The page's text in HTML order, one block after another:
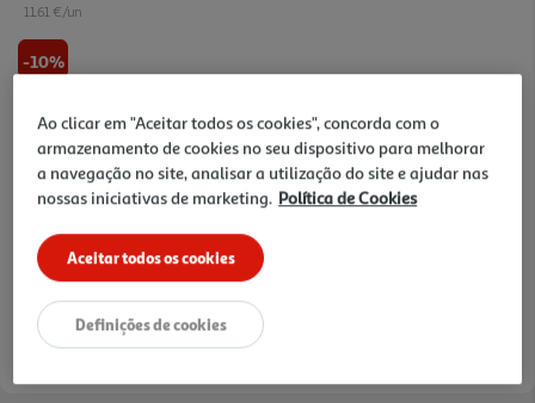
11.61 €/un
-10%
12,90 €PVP de editor
11,61 €
Notas de preparação
Ao clicar em "Aceitar todos os cookies", concorda com o
armazenamento de cookies no seu dispositivo para melhorar
a navegação no site, analisar a utilização do site e ajudar nas
nossas iniciativas de marketing. Política de Cookies
Aceitar todos os cookies
Definições de cookies